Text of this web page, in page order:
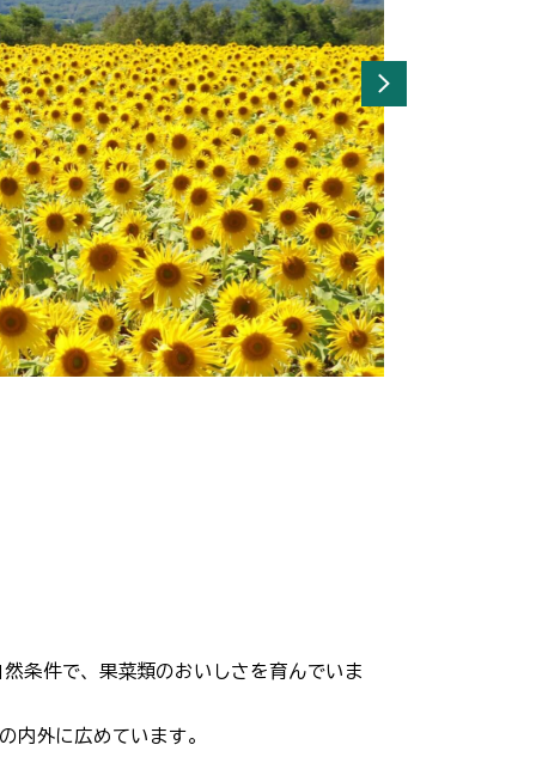
条件で、果菜類のおいしさを育んでいま
内外に広めています。